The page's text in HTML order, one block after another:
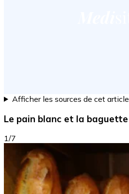
Afficher les sources de cet article
Le pain blanc et la baguette
1/7